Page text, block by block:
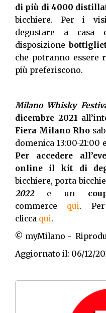
di più di 4000
bicchiere. Per i
degustare a
disposizione
che potranno essere
più preferiscono.
Milano Whisky
dicembre 2021
Fiera Milano Rho
domenica 13:00-21:00
Per accedere
online ilkit di
bicchiere, porta
2022e un
commerce qui.
clicca qui.
© myMilano -
Aggiornato il: 06/12/